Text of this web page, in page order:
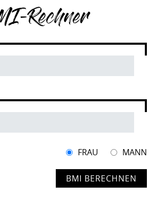
Rechner
FRAU MANN